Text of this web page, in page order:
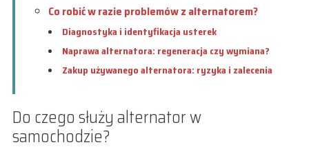
Co robić w razie problemów z alternatorem?
Diagnostyka i identyfikacja usterek
Naprawa alternatora: regeneracja czy wymiana?
Zakup używanego alternatora: ryzyka i zalecenia
Do czego służy alternator w
samochodzie?